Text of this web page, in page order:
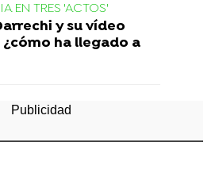
EN TRES 'ACTOS'
y su vídeo
ha llegado a